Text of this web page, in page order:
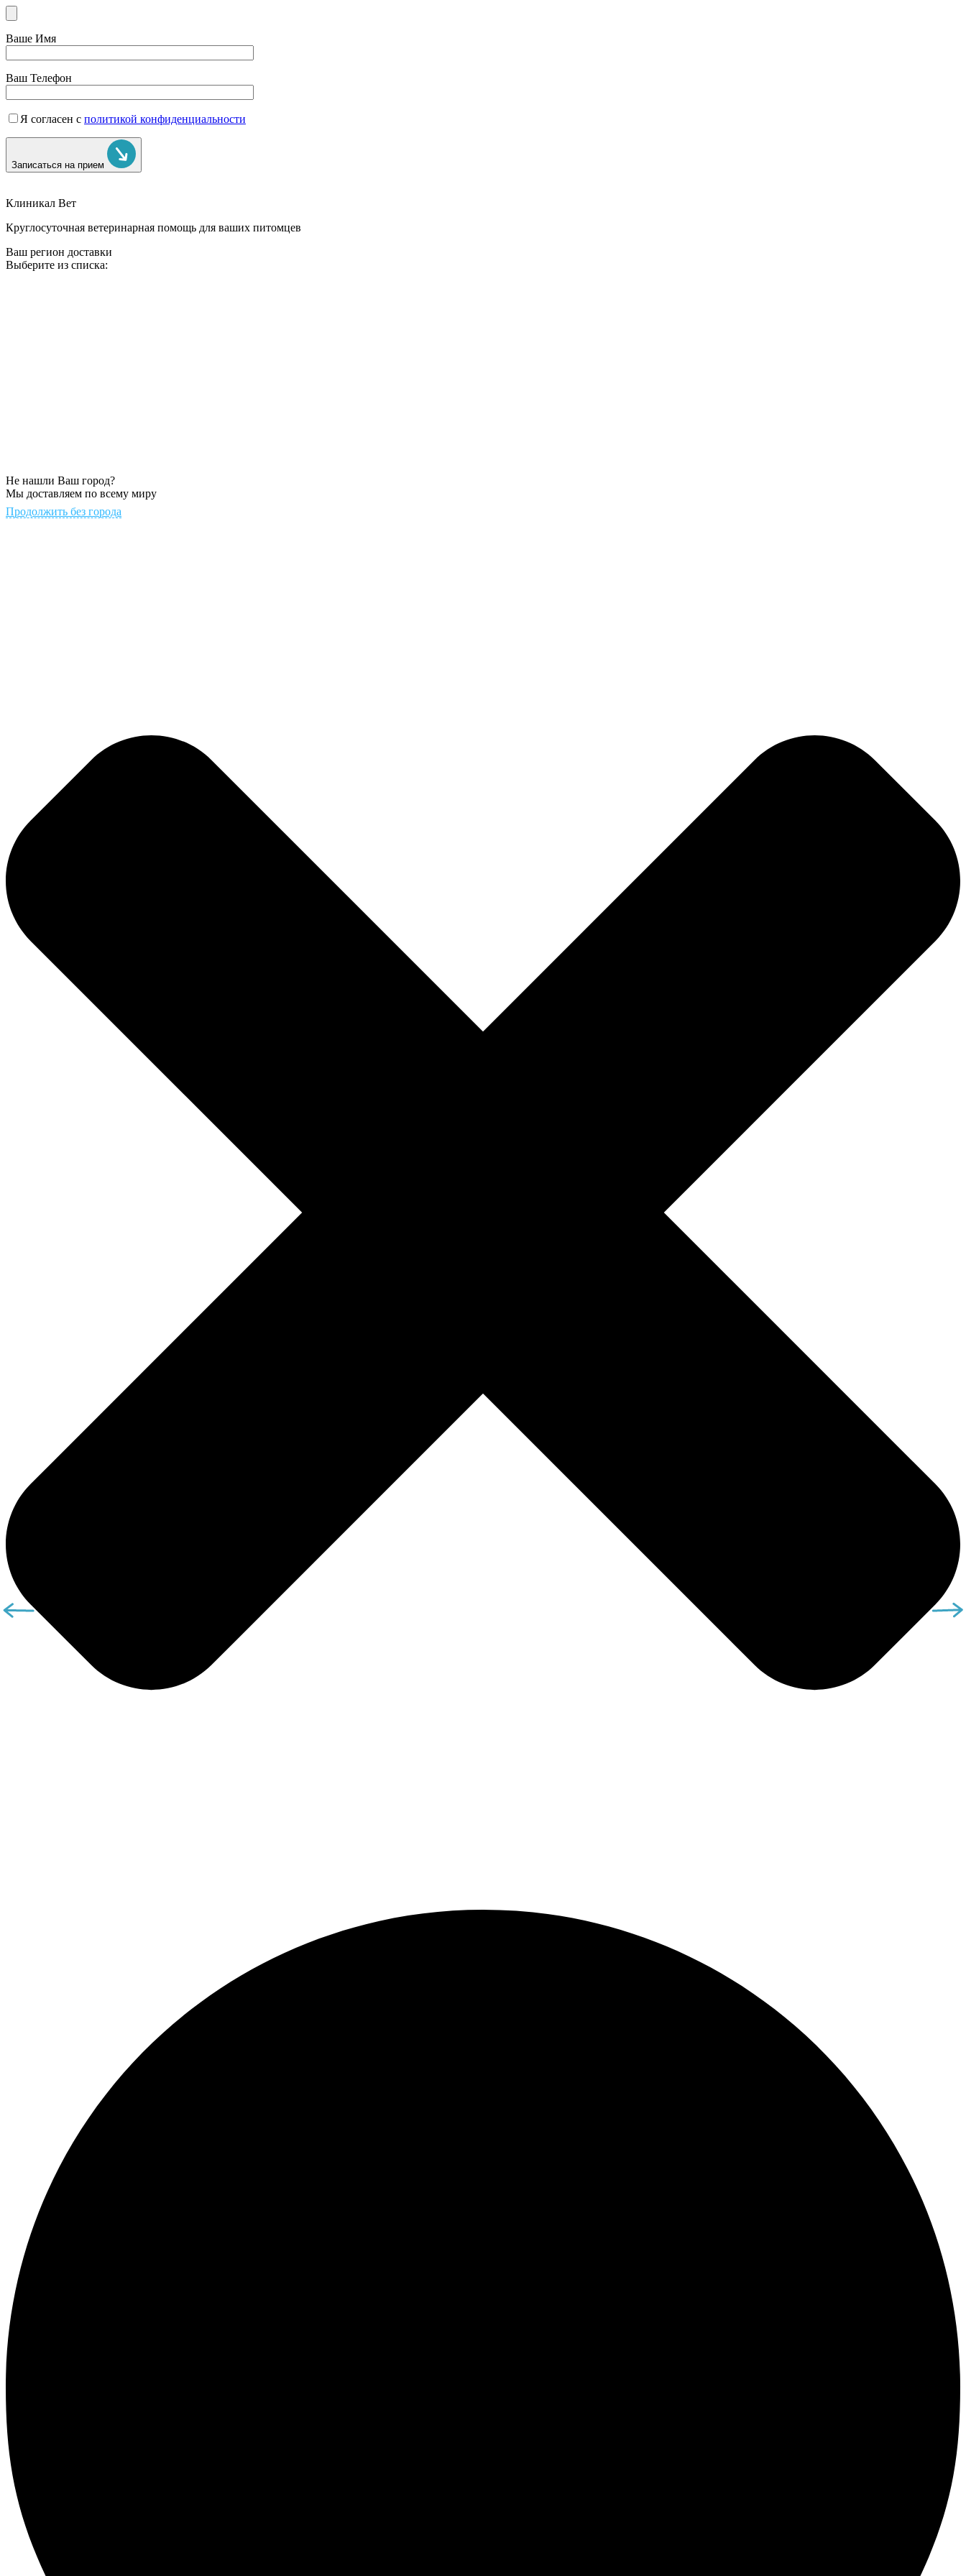
Ваше Имя
Ваш Телефон
Я согласен с политикой конфиденциальности
Записаться на прием
Клиникал Вет
Круглосуточная ветеринарная помощь для ваших питомцев
Ваш регион доставки
Выберите из списка:
Не нашли Ваш город?
Мы доставляем по всему миру
Продолжить без города